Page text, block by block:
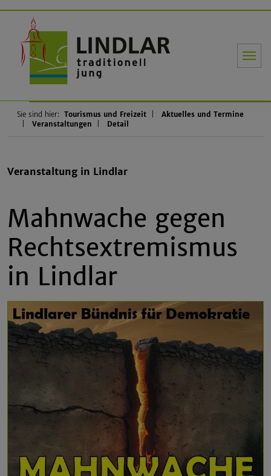
Sie sind hier: Tourismus und Freizeit
Aktuelles und Termine
Veranstaltungen
Detail
Veranstaltung in Lindlar
Mahnwache gegen
Rechtsextremismus
in Lindlar